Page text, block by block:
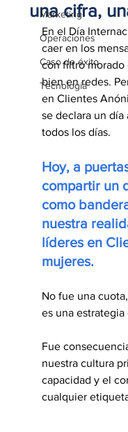
Marketing
Operaciones
Caso de éxito
Tecnología
una cifra,
En el Día
caer en los
con filtro morado
bien en redes.
en Clientes
se declara un día
todos los días.
Hoy, a
compartir un
como
nuestra
líderes en
mujeres.
No fue una
es una
Fue
nuestra cultura
capacidad y el
cualquier